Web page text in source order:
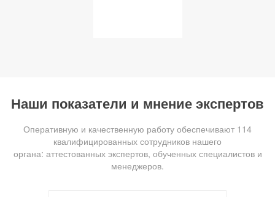
Наши показатели и мнение экспертов
Оперативную и качественную работу обеспечивают 114
квалифицированных сотрудников нашего
органа: аттестованных экспертов, обученных специалистов и
менеджеров.